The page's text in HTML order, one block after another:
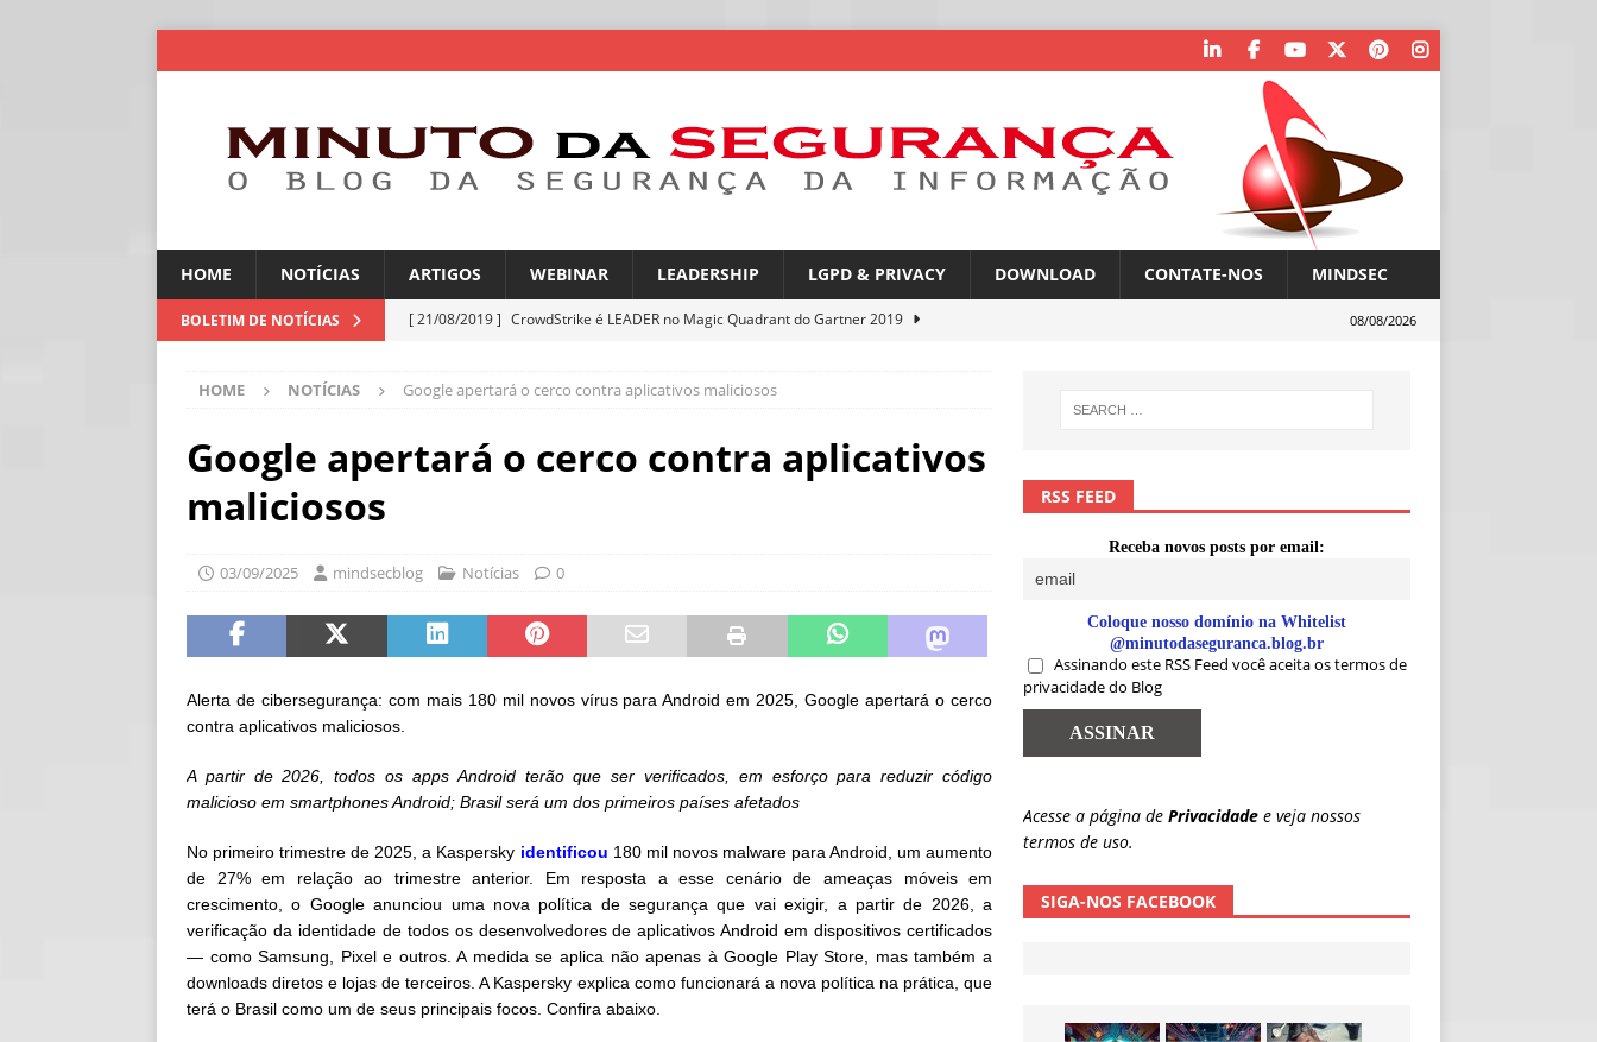
HOME NOTÍCIAS ARTIGOS WEBINAR LEADERSHIP LGPD & PRIVACY DOWNLOAD CONTATE-NOS MINDSEC
BOLETIM DE NOTÍCIAS [ 21/08/2019 ] CrowdStrike é LEADER no Magic Quadrant do Gartner 2019
[ 06/08/2026 ] América Latina é a segunda região mais exposta a ciberameaças
IA amplia desafio de segurança e governança nas redes corporativas
[ 06/08/2026 ]
[ 06/08/2026 ]
Sem guardrails, a autonomia da IA se torna um risco
NOTÍCIAS
08/08/2026
HOME NOTÍCIAS Google apertará o cerco contra aplicativos maliciosos
Google apertará o cerco contra aplicativos
maliciosos
03/09/2025 mindsecblog Notícias 0
Alerta de cibersegurança: com mais 180 mil novos vírus para Android em 2025, Google apertará o cerco
contra aplicativos maliciosos.
A partir de 2026, todos os apps Android terão que ser verificados, em esforço para reduzir código
malicioso em smartphones Android; Brasil será um dos primeiros países afetados
No primeiro trimestre de 2025, a Kaspersky identificou 180 mil novos malware para Android, um aumento
de 27% em relação ao trimestre anterior. Em resposta a esse cenário de ameaças móveis em
crescimento, o Google anunciou uma nova política de segurança que vai exigir, a partir de 2026, a
verificação da identidade de todos os desenvolvedores de aplicativos Android em dispositivos certificados
— como Samsung, Pixel e outros. A medida se aplica não apenas à Google Play Store, mas também a
downloads diretos e lojas de terceiros. A Kaspersky explica como funcionará a nova política na prática, que
terá o Brasil como um de seus principais focos. Confira abaixo.
RSS FEED
Receba novos posts por email:
Coloque nosso domínio na Whitelist
@minutodaseguranca.blog.br
Assinando este RSS Feed você aceita os termos de
privacidade do Blog
Acesse a página de Privacidade e veja nossos
termos de uso.
SIGA-NOS FACEBOOK